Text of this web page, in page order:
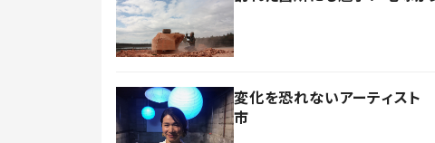
変化を恐れないアーティス
市